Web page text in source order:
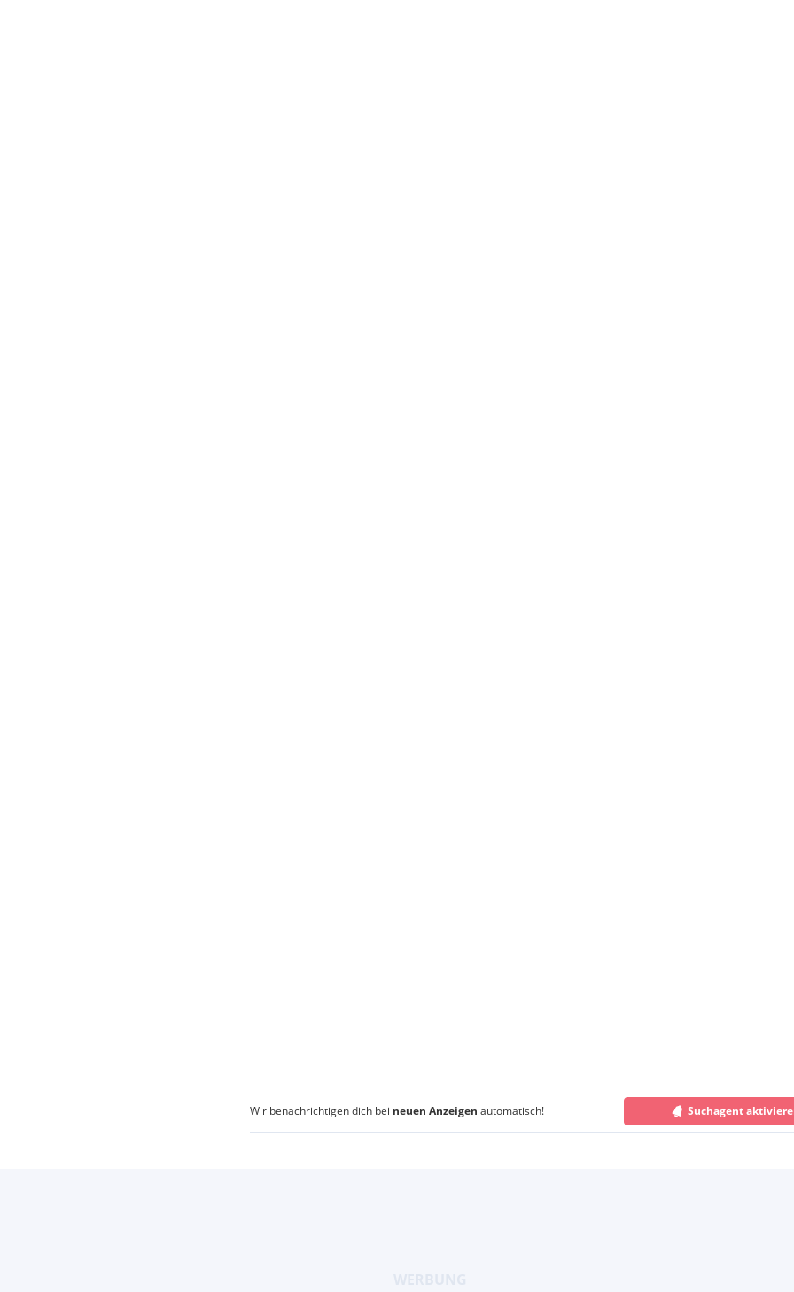
Wir benachrichtigen dich bei neuen Anzeigen automatisch! Suchagent